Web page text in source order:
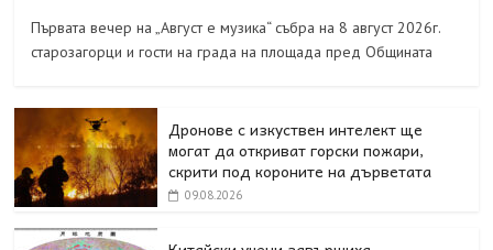
Първата вечер на „Август е музика“ събра на 8 август 2026г.
старозагорци и гости на града на площада пред Общината
Дронове с изкуствен интелект ще
могат да откриват горски пожари,
скрити под короните на дърветата
09.08.2026